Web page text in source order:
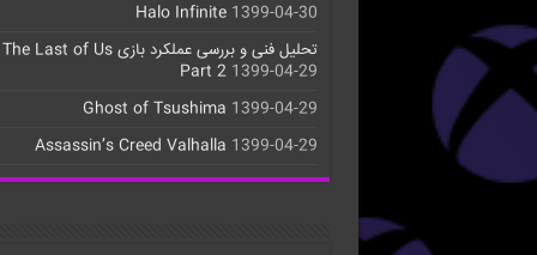
Halo Infinite 1399-04-30
تحلیل فنی و بررسی عملکرد بازی The Last of Us
Part 2 1399-04-29
Ghost of Tsushima 1399-04-29
Assassin’s Creed Valhalla 1399-04-29